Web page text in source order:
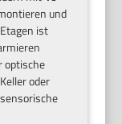
und
ist
optische
oder